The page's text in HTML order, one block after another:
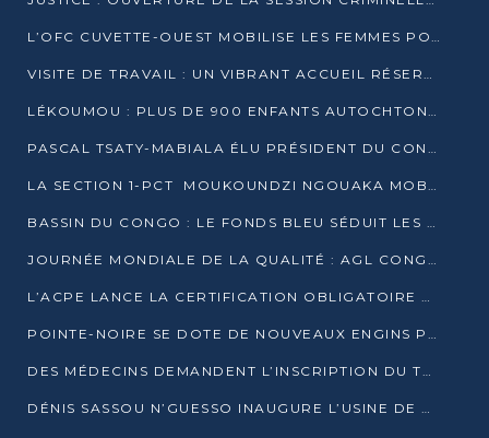
L’OFC CUVETTE-OUEST MOBILISE LES FEMMES POUR ACCUEILLIR LE PRÉSIDENT DE LA RÉPUBLIQUE
VISITE DE TRAVAIL : UN VIBRANT ACCUEIL RÉSERVÉ À DENIS SASSOU-N’GUESSO PAR L’ASSOCIATION « LES AMIS DE WOMO »
LÉKOUMOU : PLUS DE 900 ENFANTS AUTOCHTONES REÇOIVENT DES KITS SCOLAIRES GRÂCE À L’ESPACE OPOKO
PASCAL TSATY-MABIALA ÉLU PRÉSIDENT DU CONSEIL NATIONAL DE L’UPADS
LA SECTION 1-PCT MOUKOUNDZI NGOUAKA MOBILISE 100 000 FCFA POUR LE 6ᵉ CONGRÈS DU PARTI
BASSIN DU CONGO : LE FONDS BLEU SÉDUIT LES BAILLEURS À BELÉM
JOURNÉE MONDIALE DE LA QUALITÉ : AGL CONGO FORME ET SENSIBILISE LES JEUNES TALENTS
L’ACPE LANCE LA CERTIFICATION OBLIGATOIRE DES CONTRATS DE TRAVAIL DES TRANSPORTEURS
POINTE-NOIRE SE DOTE DE NOUVEAUX ENGINS POUR L’ASSAINISSEMENT ET L’ENTRETIEN ROUTIER
DES MÉDECINS DEMANDENT L’INSCRIPTION DU TRAITEMENT DU PIED-BOT DANS LES CURSUS UNIVERSITAIRES
DÉNIS SASSOU N’GUESSO INAUGURE L’USINE DE VALORISATION DU GAZ ASSOCIÉ